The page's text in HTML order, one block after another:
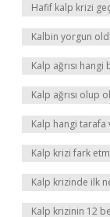
Hafif kalp krizi
Kalbin yorgun
Kalp ağrısı
Kalp ağrısı olup
Kalp hangi tarafa
Kalp krizi fark
Kalp krizinde ilk
Kalp krizinin 12